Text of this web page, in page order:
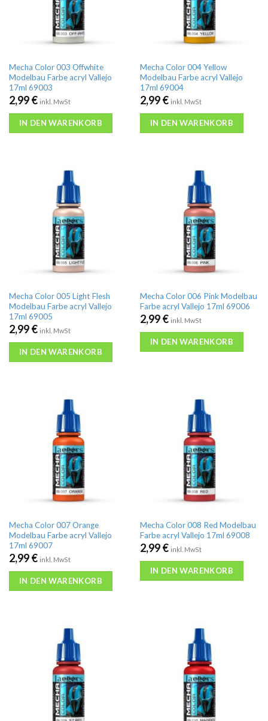
Mecha Color 003 Offwhite
Modelbau Farbe acryl Vallejo
17ml 69003
2,99€ inkl. MwSt
IN DEN WARENKORB
Mecha Color 004 Yellow
Modelbau Farbe acryl Vallejo
17ml 69004
2,99€ inkl. MwSt
IN DEN WARENKORB
Mecha Color 005 Light Flesh
Modelbau Farbe acryl Vallejo
17ml 69005
2,99€ inkl. MwSt
IN DEN WARENKORB
Mecha Color 006 Pink Modelbau
Farbe acryl Vallejo 17ml 69006
2,99€ inkl. MwSt
IN DEN WARENKORB
Mecha Color 007 Orange
Modelbau Farbe acryl Vallejo
17ml 69007
2,99€ inkl. MwSt
IN DEN WARENKORB
Mecha Color 008 Red Modelbau
Farbe acryl Vallejo 17ml 69008
2,99€ inkl. MwSt
IN DEN WARENKORB